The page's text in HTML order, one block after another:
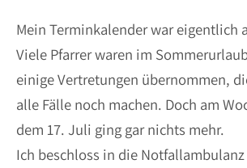
Mein Terminkalender war eigentlich
Viele Pfarrer waren im
einige Vertretungen übernommen,
alle Fälle noch machen. Doch am
dem 17. Juli ging gar nichts mehr.
Ich beschloss in die